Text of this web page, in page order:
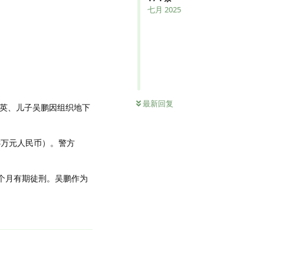
七月 2025
最新回复
、儿子吴鹏因组织地下
元人民币）。警方
月有期徒刑。吴鹏作为